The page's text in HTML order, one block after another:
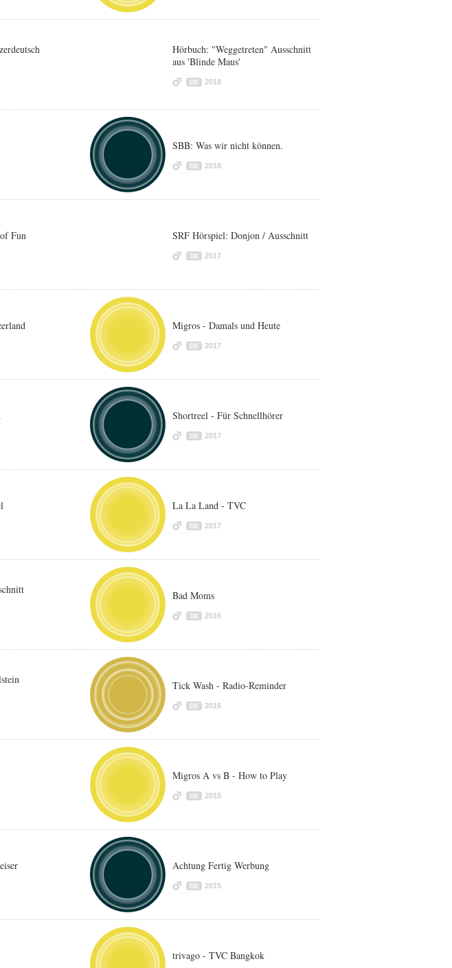
Hörbuch: "Weggetreten" Ausschnitt
aus 'Blinde Maus'
DE 2018
SBB: Was wir nicht können.
DE 2018
Fun SRF Hörspiel: Donjon / Ausschnitt
DE 2017
Migros - Damals und Heute
DE 2017
Shortreel - Für Schnellhörer
DE 2017
La La Land - TVC
DE 2017
Bad Moms
DE 2016
Tick Wash - Radio-Reminder
DE 2016
Migros A vs B - How to Play
DE 2015
Achtung Fertig Werbung
DE 2015
trivago - TVC Bangkok